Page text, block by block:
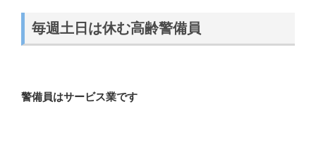
毎週土日は休む高齢警備員
警備員はサービス業です